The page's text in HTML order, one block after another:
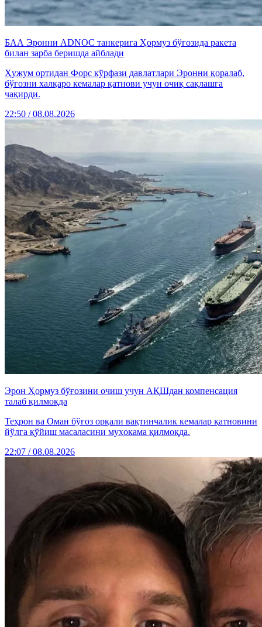
БАА Эронни ADNOC танкерига Ҳормуз бўғозида ракета
билан зарба беришда айблади
Ҳужум ортидан Форс кўрфази давлатлари Эронни қоралаб,
бўғозни халқаро кемалар қатнови учун очиқ сақлашга
чақирди.
22:50 / 08.08.2026
Эрон Ҳормуз бўғозини очиш учун АҚШдан компенсация
талаб қилмоқда
Теҳрон ва Оман бўғоз орқали вақтинчалик кемалар қатновини
йўлга қўйиш масаласини муҳокама қилмоқда.
22:07 / 08.08.2026